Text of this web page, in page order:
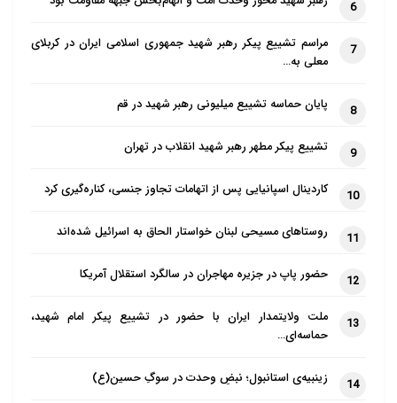
6
7
مراسم تشییع پیکر رهبر شهید جمهوری اسلامی ایران در کربلای
معلی به…
8 پایان حماسه تشییع میلیونی رهبر شهید در قم
9 تشییع پیکر مطهر رهبر شهید انقلاب در تهران
10 کاردینال اسپانیایی پس از اتهامات تجاوز جنسی، کناره‌گیری کرد
11 روستاهای مسیحی لبنان خواستار الحاق به اسرائیل شده‌اند
12 حضور پاپ در جزیره مهاجران در سالگرد استقلال آمریکا
13
ملت ولایتمدار ایران با حضور در تشییع پیکر امام شهید،
حماسه‌ای…
14 زینبیه‌ی استانبول؛ نبضِ وحدت در سوگِ حسین(ع)